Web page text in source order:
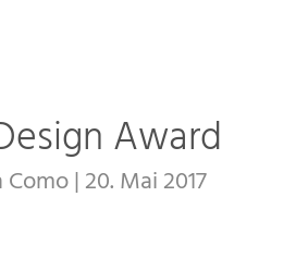
Award
Como|20. Mai 2017